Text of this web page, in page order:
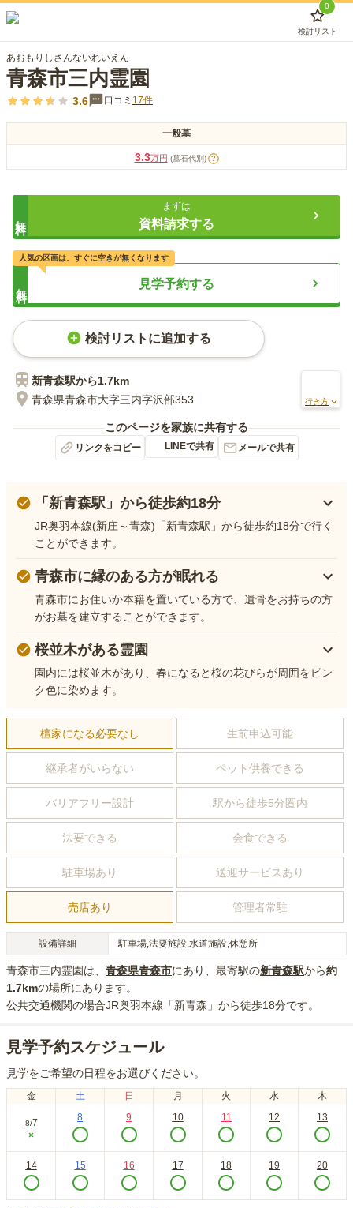
0
検討リスト
あおもりしさんないれいえん
青森市三内霊園
3.6 口コミ 17件
一般墓
3.3万円 (墓石代別) ?
まずは
資料請求する
見学予約する
人気の区画は、すぐに空きが無くなります
検討リストに追加する
新青森駅から1.7km
青森県青森市大字三内字沢部353
行き方
このページを家族に共有する
リンクをコピー LINEで共有 メールで共有
「新青森駅」から徒歩約18分
JR奥羽本線(新庄～青森)「新青森駅」から徒歩約18分で行く
ことができます。
青森市に縁のある方が眠れる
青森市にお住いか本籍を置いている方で、遺骨をお持ちの方
がお墓を建立することができます。
桜並木がある霊園
園内には桜並木があり、春になると桜の花びらが周囲をピン
ク色に染めます。
檀家になる必要なし 生前申込可能
継承者がいらない ペット供養できる
バリアフリー設計 駅から徒歩5分圏内
法要できる 会食できる
駐車場あり 送迎サービスあり
売店あり 管理者常駐
設備詳細 駐車場,法要施設,水道施設,休憩所
青森市三内霊園は、 青森県青森市にあり 、最寄駅の新青森駅から約
1.7kmの場所にあり ます。
公共交通機関の場合JR奥羽本線「新青森」から徒歩18分です。
見学予約スケジュール
見学をご希望の日程をお選びください。
金 土 日 月 火 水 木
8/7
×
8 9 10 11 12 13
14 15 16 17 18 19 20